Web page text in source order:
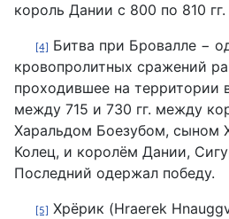
король Дании с 800 по 810 гг.
[4]
Битва при Бровалле −
кровопролитных сражений
проходившее на территории
между 715 и 730 гг. между
Харальдом Боезубом, сыном
Колец, и королём Дании,
Последний одержал победу.
[5]
Хрёрик (Hraerek